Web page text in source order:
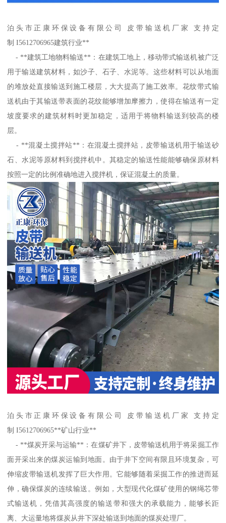
泊头市正康环保设备有限公司 皮带输送机厂家 支持定
制 I5612706965建筑行业**
- **建筑工地物料输送**：在建筑工地上，移动带式输送机被广泛
用于输送建筑材料，如沙子、石子、水泥等。这些材料可以从地面
的堆放处直接输送到施工楼层，大大提高了施工效率。花纹带式输
送机由于其输送带表面的花纹能够增加摩擦力，使得在输送有一定
坡度要求的建筑材料时更加稳定，适用于将物料输送到较高的楼
层。
- **混凝土搅拌站**：在混凝土搅拌站，皮带输送机用于输送砂
石、水泥等原材料到搅拌机中。其稳定的输送性能能够确保原材料
按照一定的比例准确地进入搅拌机，保证混凝土的质量。
泊头市正康环保设备有限公司 皮带输送机厂家 支持定
制 I5612706965**矿山行业**
- **煤炭开采与运输**：在煤矿井下，皮带输送机用于将采掘工作
面开采出来的煤炭运输到地面。由于井下空间有限且环境复杂，可
伸缩皮带输送机发挥了巨大作用。它能够随着采掘工作的推进而延
伸，确保煤炭的连续输送。例如，大型现代化煤矿使用的钢绳芯带
式输送机，凭借其高强度的输送带和强大的承载能力，能够长距
离、大运量地将煤炭从井下深处输送到地面的煤炭处理厂。